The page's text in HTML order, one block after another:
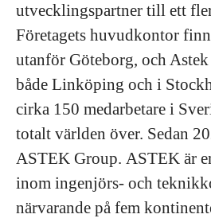
utvecklingspartner till ett
Företagets huvudkontor
utanför Göteborg, och
både Linköping och i
cirka 150 medarbetare i
totalt världen över. Sedan
ASTEK Group. ASTEK är
inom ingenjörs- och
närvarande på fem